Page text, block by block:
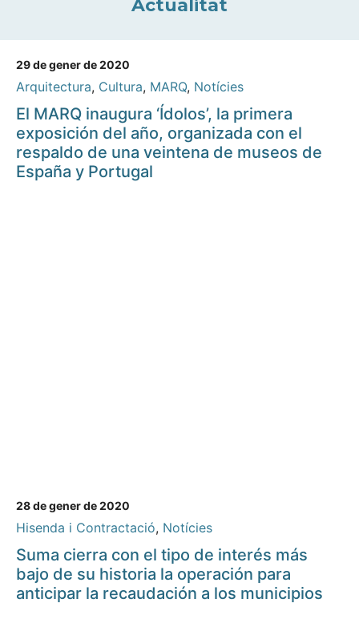
Actualitat
29 de gener de 2020
Arquitectura, Cultura, MARQ, Notícies
El MARQ inaugura ‘Ídolos’, la primera
exposición del año, organizada con el
respaldo de una veintena de museos de
España y Portugal
28 de gener de 2020
Hisenda i Contractació, Notícies
Suma cierra con el tipo de interés más
bajo de su historia la operación para
anticipar la recaudación a los municipios